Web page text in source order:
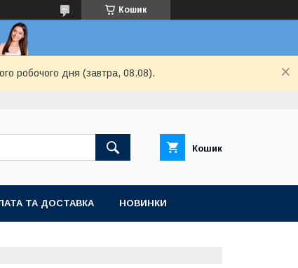
Кошик
робочого дня (завтра, 08.08).
Кошик
ТА ДОСТАВКА НОВИНКИ